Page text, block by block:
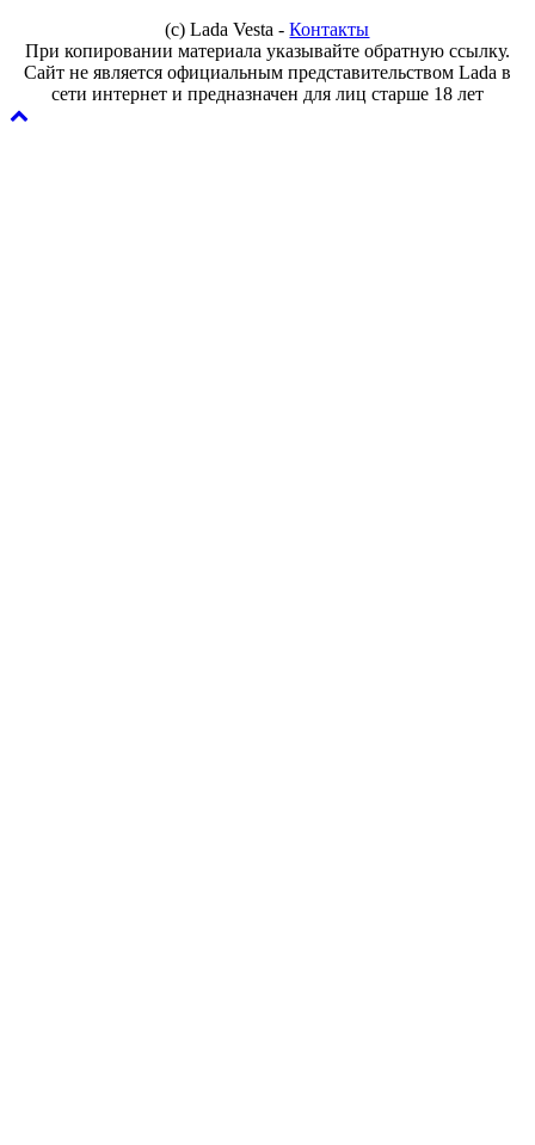
(с) Lada Vesta -Контакты
При копировании материала указывайте обратную ссылку.
Сайт не является официальным представительством Lada в
сети интернет и предназначен для лиц старше 18 лет